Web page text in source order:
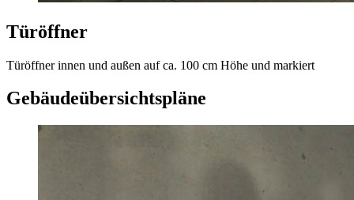
Türöffner
Türöffner innen und außen auf ca. 100 cm Höhe und markiert
Gebäudeübersichtspläne